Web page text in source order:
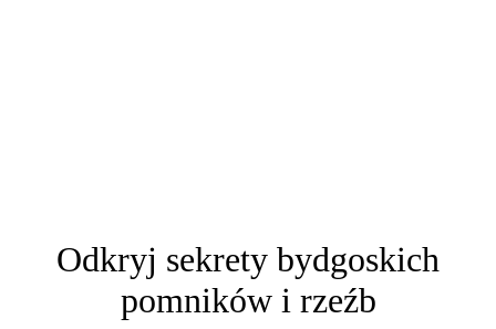
Odkryj sekrety bydgoskich
pomników i rzeźb